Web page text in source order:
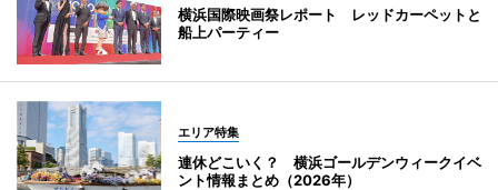
横浜国際映画祭レポート レッドカーペットと
船上パーティー
エリア特集
連休どこいく？ 横浜ゴールデンウィークイベ
ント情報まとめ（2026年）